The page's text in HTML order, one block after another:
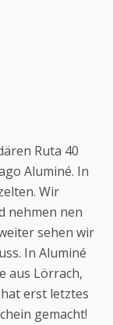
Ruta 40
Aluminé. In
Wir
nehmen nen
sehen wir
In Aluminé
aus Lörrach,
erst letztes
gemacht!